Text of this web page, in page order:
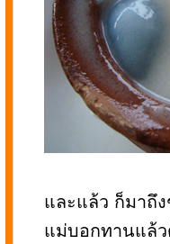
และแล้ว ก็มาถึ
แม่บอกทานแล้